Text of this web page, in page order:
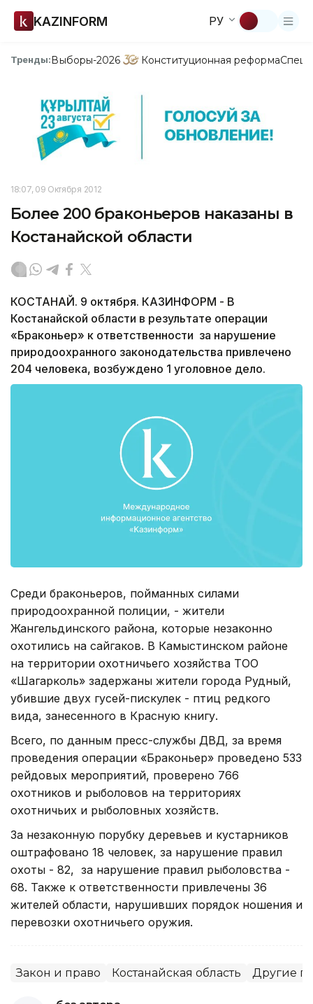
KAZINFORM РУ
Тренды:Выборы-2026 Конституционная реформа
18:07, 09 Октября 2012
Более 200 браконьеров наказаны в
Костанайской области
КОСТАНАЙ. 9 октября. КАЗИНФОРМ - В
Костанайской области в результате операции
«Браконьер» к ответственности за нарушение
природоохранного законодательства привлечено
204 человека, возбуждено 1 уголовное дело.
Среди браконьеров, пойманных силами
природоохранной полиции, - жители
Жангельдинского района, которые незаконно
охотились на сайгаков. В Камыстинском районе
на территории охотничьего хозяйства ТОО
«Шагарколь» задержаны жители города Рудный,
убившие двух гусей-пискулек - птиц редкого
вида, занесенного в Красную книгу.
Всего, по данным пресс-службы ДВД, за время
проведения операции «Браконьер» проведено 533
рейдовых мероприятий, проверено 766
охотников и рыболовов на территориях
охотничьих и рыболовных хозяйств.
За незаконную порубку деревьев и кустарников
оштрафовано 18 человек, за нарушение правил
охоты - 82, за нарушение правил рыболовства -
68. Также к ответственности привлечены 36
жителей области, нарушивших порядок ношения и
перевозки охотничьего оружия.
Закон и право Костанайская область Другие